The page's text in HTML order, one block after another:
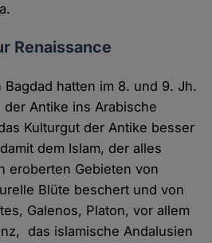
Renaissance
hatten im 8. und 9. Jh.
Antike ins Arabische
Kulturgut der Antike besser
dem Islam, der alles
eroberten Gebieten von
Blüte beschert und von
Galenos, Platon, vor allem
das islamische Andalusien